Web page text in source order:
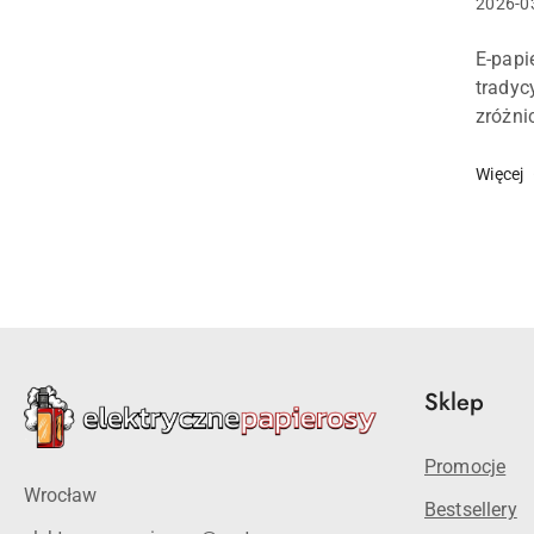
Treść
E-
Więcej
Wrocław
Sklep
Promocje
Bestsellery